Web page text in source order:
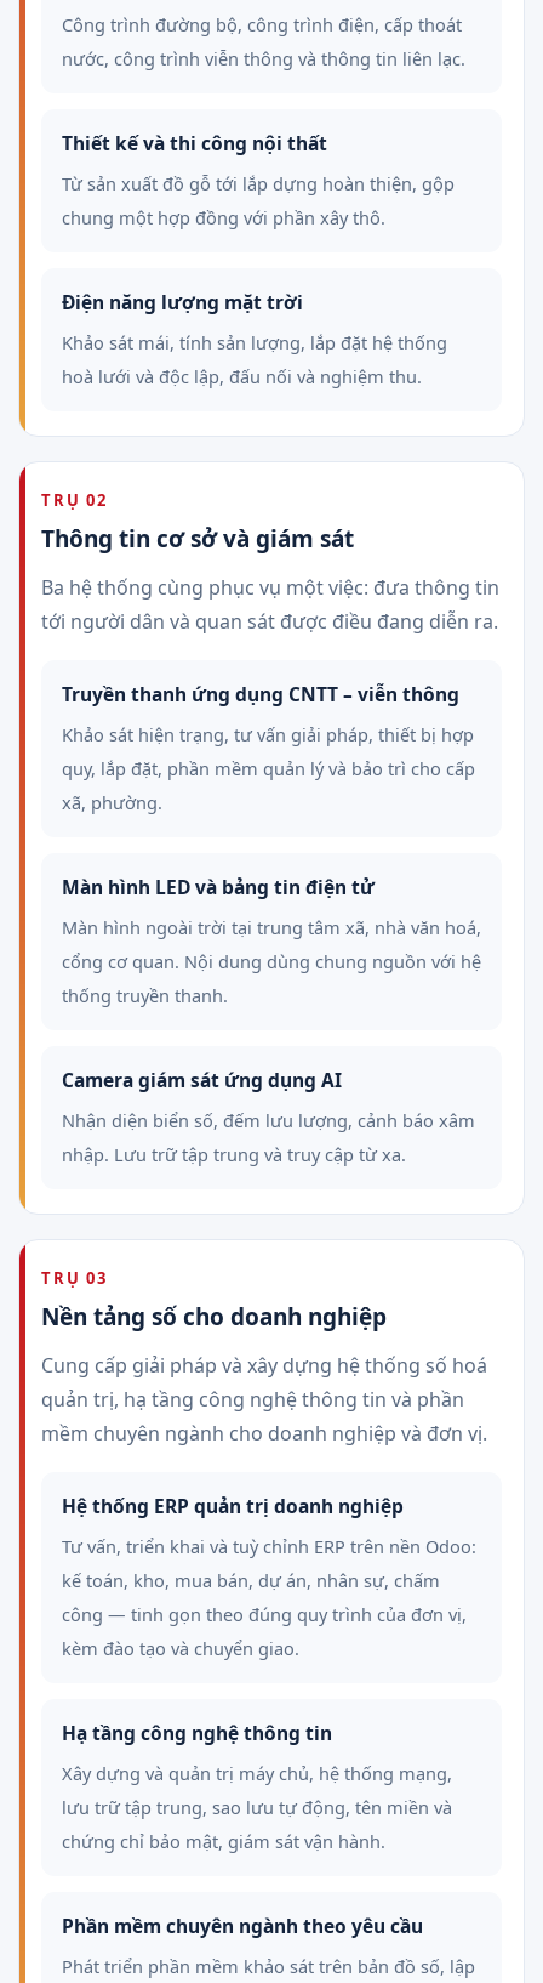
Công trình đường bộ, công trình điện, cấp thoát
nước, công trình viễn thông và thông tin liên lạc.
Thiết kế và thi công nội thất
Từ sản xuất đồ gỗ tới lắp dựng hoàn thiện, gộp
chung một hợp đồng với phần xây thô.
Điện năng lượng mặt trời
Khảo sát mái, tính sản lượng, lắp đặt hệ thống
hoà lưới và độc lập, đấu nối và nghiệm thu.
TRỤ 02
Thông tin cơ sở và giám sát
Ba hệ thống cùng phục vụ một việc: đưa thông tin
tới người dân và quan sát được điều đang diễn ra.
Truyền thanh ứng dụng CNTT – viễn thông
Khảo sát hiện trạng, tư vấn giải pháp, thiết bị hợp
quy, lắp đặt, phần mềm quản lý và bảo trì cho cấp
xã, phường.
Màn hình LED và bảng tin điện tử
Màn hình ngoài trời tại trung tâm xã, nhà văn hoá,
cổng cơ quan. Nội dung dùng chung nguồn với hệ
thống truyền thanh.
Camera giám sát ứng dụng AI
Nhận diện biển số, đếm lưu lượng, cảnh báo xâm
nhập. Lưu trữ tập trung và truy cập từ xa.
TRỤ 03
Nền tảng số cho doanh nghiệp
Cung cấp giải pháp và xây dựng hệ thống số hoá
quản trị, hạ tầng công nghệ thông tin và phần
mềm chuyên ngành cho doanh nghiệp và đơn vị.
Hệ thống ERP quản trị doanh nghiệp
Tư vấn, triển khai và tuỳ chỉnh ERP trên nền Odoo:
kế toán, kho, mua bán, dự án, nhân sự, chấm
công — tinh gọn theo đúng quy trình của đơn vị,
kèm đào tạo và chuyển giao.
Hạ tầng công nghệ thông tin
Xây dựng và quản trị máy chủ, hệ thống mạng,
lưu trữ tập trung, sao lưu tự động, tên miền và
chứng chỉ bảo mật, giám sát vận hành.
Phần mềm chuyên ngành theo yêu cầu
Phát triển phần mềm khảo sát trên bản đồ số, lập